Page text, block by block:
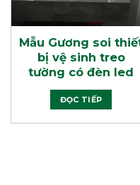
Mẫu Gương soi
bị vệ sinh treo
tường có đèn led
ĐỌC TIẾP